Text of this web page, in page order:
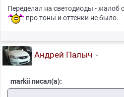
Переделал на светодиоды - жалоб
про тоны и оттенки не было.
Андрей Палыч
markii писал(а):